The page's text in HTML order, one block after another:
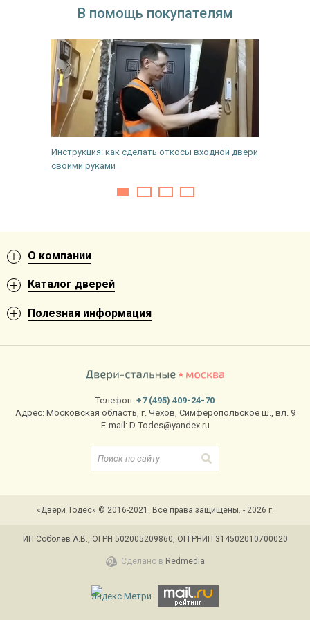
В помощь покупателям
Инструкция: как сделать откосы входной двери
своими руками
О компании
Каталог дверей
Полезная информация
Телефон: +7 (495) 409-24-70
Адрес: Московская область, г. Чехов, Симферопольское ш., вл. 9
E-mail: D-Todes@yandex.ru
«Двери Тодес» © 2016-2021. Все права защищены. - 2026 г.
ИП Соболев А.В., ОГРН 502005209860, ОГГРНИП 314502010700020
Сделано в Redmedia